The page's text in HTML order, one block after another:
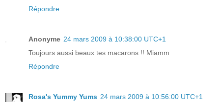
Répondre
Anonyme 24 mars 2009 à 10:38:00 UTC+1
Toujours aussi beaux tes macarons !! Miamm
Répondre
Rosa's Yummy Yums 24 mars 2009 à 10:56:00 UTC+1